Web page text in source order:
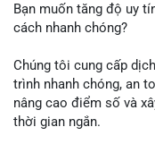
Bạn muốn tăng độ uy
cách nhanh chóng?
Chúng tôi cung cấp
trình nhanh chóng, an
nâng cao điểm số và
thời gian ngắn.